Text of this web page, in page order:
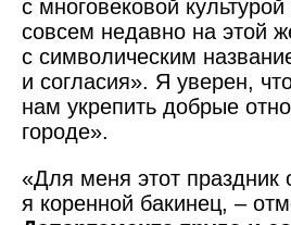
с многовековой
совсем недавно на этой
с символическим
и согласия». Я уверен,
нам укрепить добрые
городе».
«Для меня этот праздник
я коренной бакинец, –